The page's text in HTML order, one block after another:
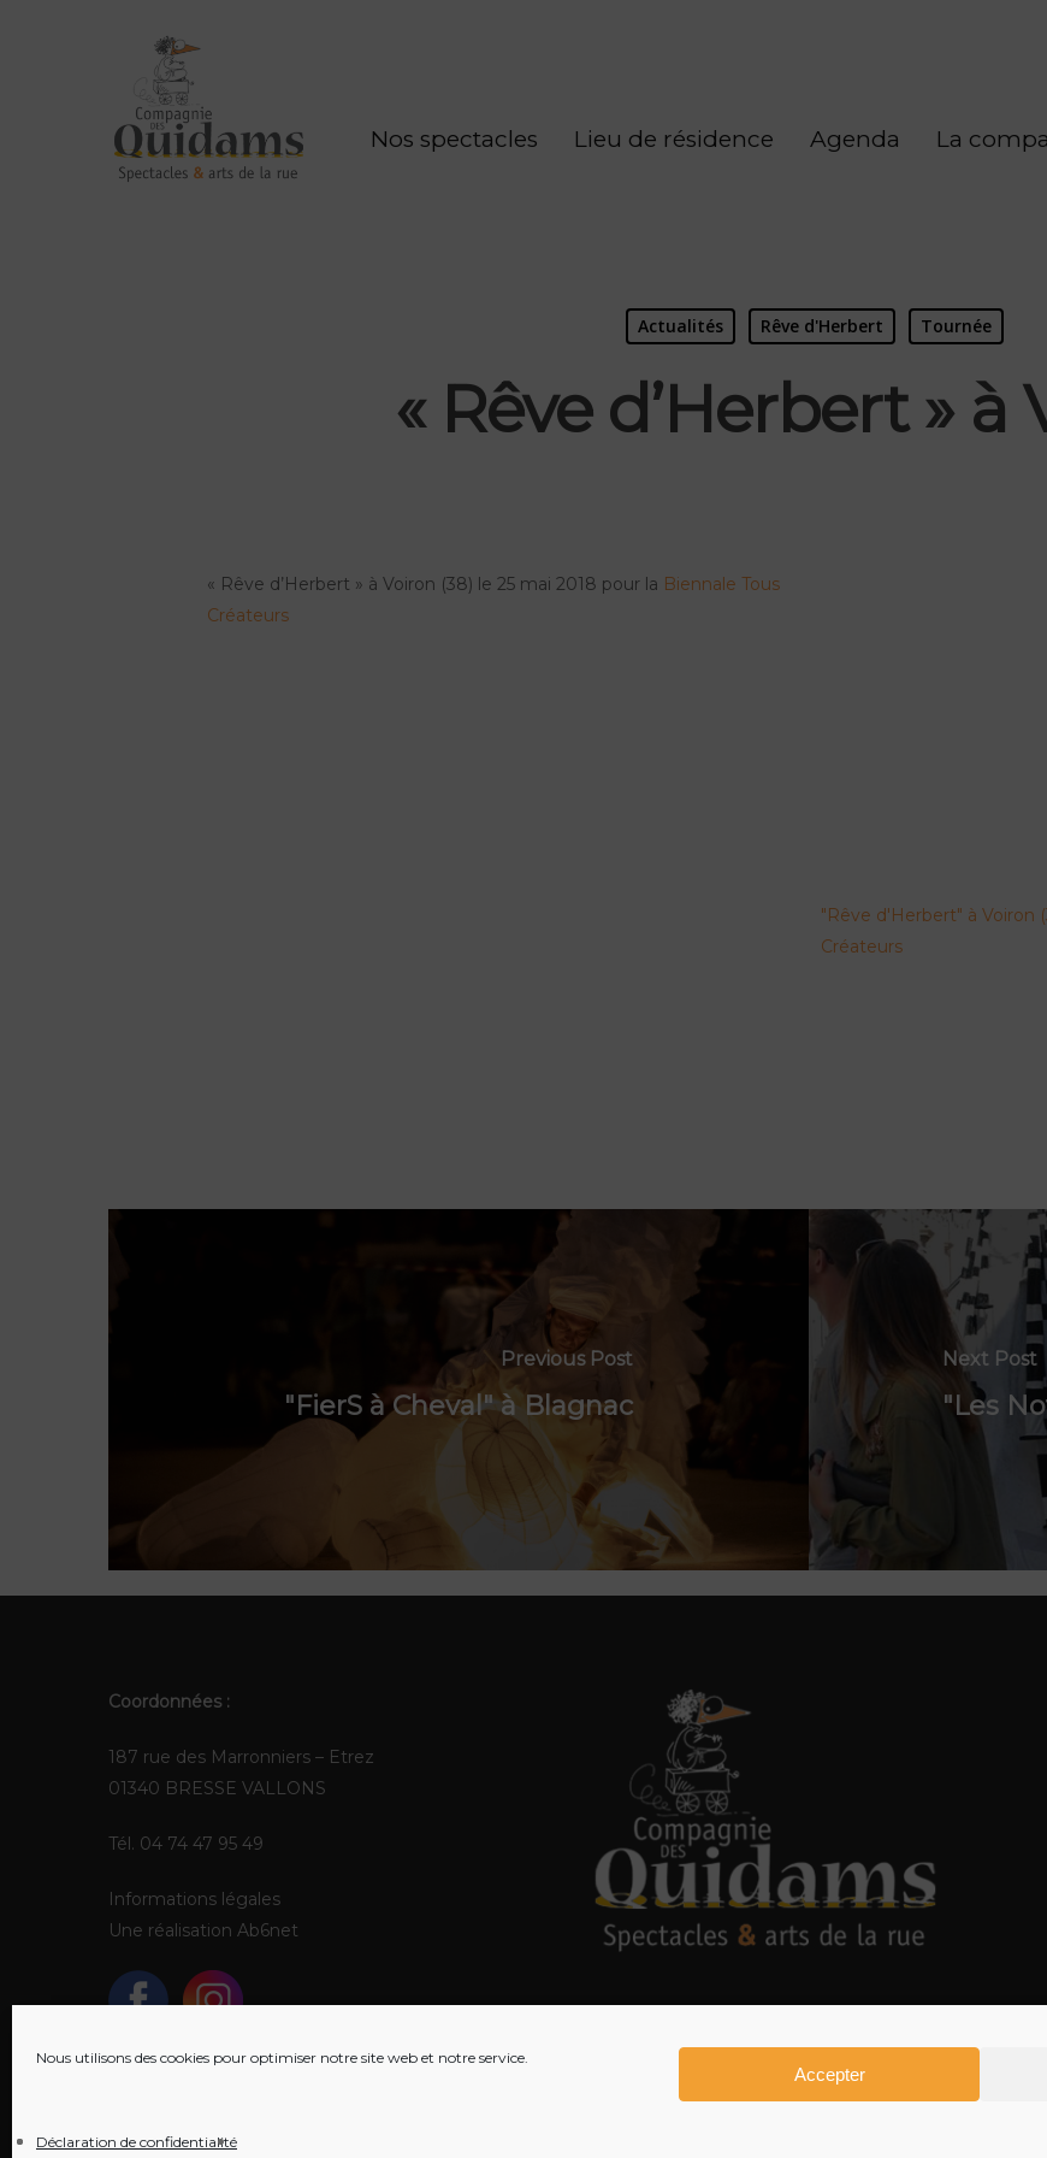
Nous utilisons des cookies pour optimiser notre site web et notre service.
Accepter
Déclaration de confidentialité
Nos spectacles Lieu de résidence Agenda La
Actualités Rêve d'Herbert Tournée
« Rêve d’Herbert » à
« Rêve d’Herbert » à Voiron (38) le 25 mai 2018 pour la Biennale Tous
Créateurs
"Rêve d'Herbert" à Voiron
Créateurs
Previous Post
"FierS à Cheval" à Blagnac
Next Post
"Les
Coordonnées :
187 rue des Marronniers – Etrez
01340 BRESSE VALLONS
Tél. 04 74 47 95 49
Informations légales
Une réalisation Ab6net